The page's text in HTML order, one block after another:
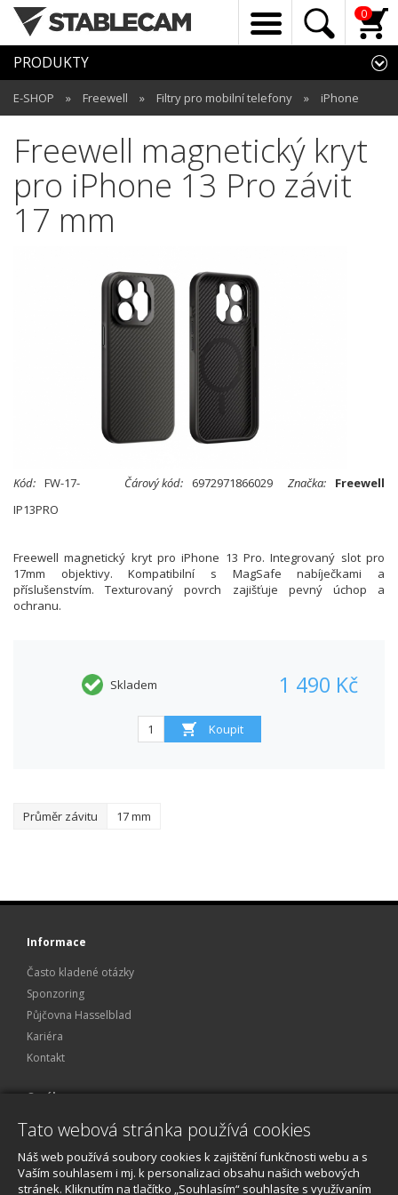
0
PRODUKTY
E-SHOP » Freewell » Filtry pro mobilní telefony » iPhone
Freewell magnetický kryt
pro iPhone 13 Pro závit
17 mm
Kód: FW-17-
IP13PRO
Čárový kód: 6972971866029 Značka: Freewell
Freewell magnetický kryt pro iPhone 13 Pro. Integrovaný slot pro
17mm objektivy. Kompatibilní s MagSafe nabíječkami a
příslušenstvím. Texturovaný povrch zajišťuje pevný úchop a
ochranu.
Skladem 1 490 Kč
Průměr závitu 17 mm
Informace
Často kladené otázky
Sponzoring
Půjčovna Hasselblad
Kariéra
Kontakt
O nákupu
Obchodní podmínky
Reklamace a servis
O nákupu
Tato webová stránka používá cookies
Náš web používá soubory cookies k zajištění funkčnosti webu a s
Vaším souhlasem i mj. k personalizaci obsahu našich webových
stránek. Kliknutím na tlačítko „Souhlasím“ souhlasíte s využívaním